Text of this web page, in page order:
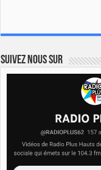
Suivez nous sur